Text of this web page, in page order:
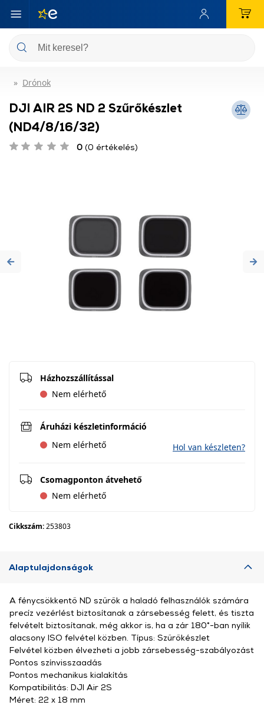
Drónok
DJI AIR 2S ND 2 Szűrőkészlet
(ND4/8/16/32)
0 (0 értékelés)
Previous
Házhozszállítással
Nem elérhető
Áruházi készletinformáció
Nem elérhető
Hol van készleten?
Csomagponton átvehető
Nem elérhető
Cikkszám:253803
Alaptulajdonságok
A fénycsökkentő ND szűrők a haladó felhasználók számára
precíz vezérlést biztosítanak a zársebesség felett, és tiszta
felvételt biztosítanak, még akkor is, ha a zár 180°-ban nyílik
alacsony ISO felvétel közben. Típus: Szűrőkészlet
Felvétel közben élvezheti a jobb zársebesség-szabályozást
Pontos színvisszaadás
Pontos mechanikus kialakítás
Kompatibilitás: DJI Air 2S
Méret: 22 x 18 mm